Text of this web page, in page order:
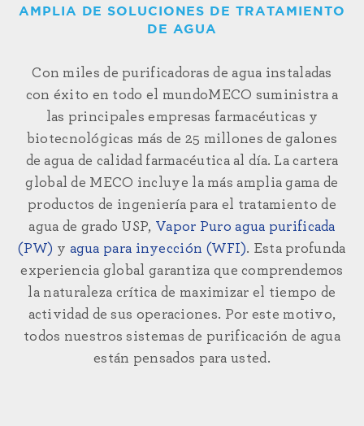
AMPLIA DE SOLUCIONES DE TRATAMIENTO
DE AGUA
Con miles de purificadoras de agua instaladas
con éxito en todo el mundoMECO suministra a
las principales empresas farmacéuticas y
biotecnológicas más de 25 millones de galones
de agua de calidad farmacéutica al día. La cartera
global de MECO incluye la más amplia gama de
productos de ingeniería para el tratamiento de
agua de grado USP, Vapor Puro agua purificada
(PW) y agua para inyección (WFI). Esta profunda
experiencia global garantiza que comprendemos
la naturaleza crítica de maximizar el tiempo de
actividad de sus operaciones. Por este motivo,
todos nuestros sistemas de purificación de agua
están pensados para usted.